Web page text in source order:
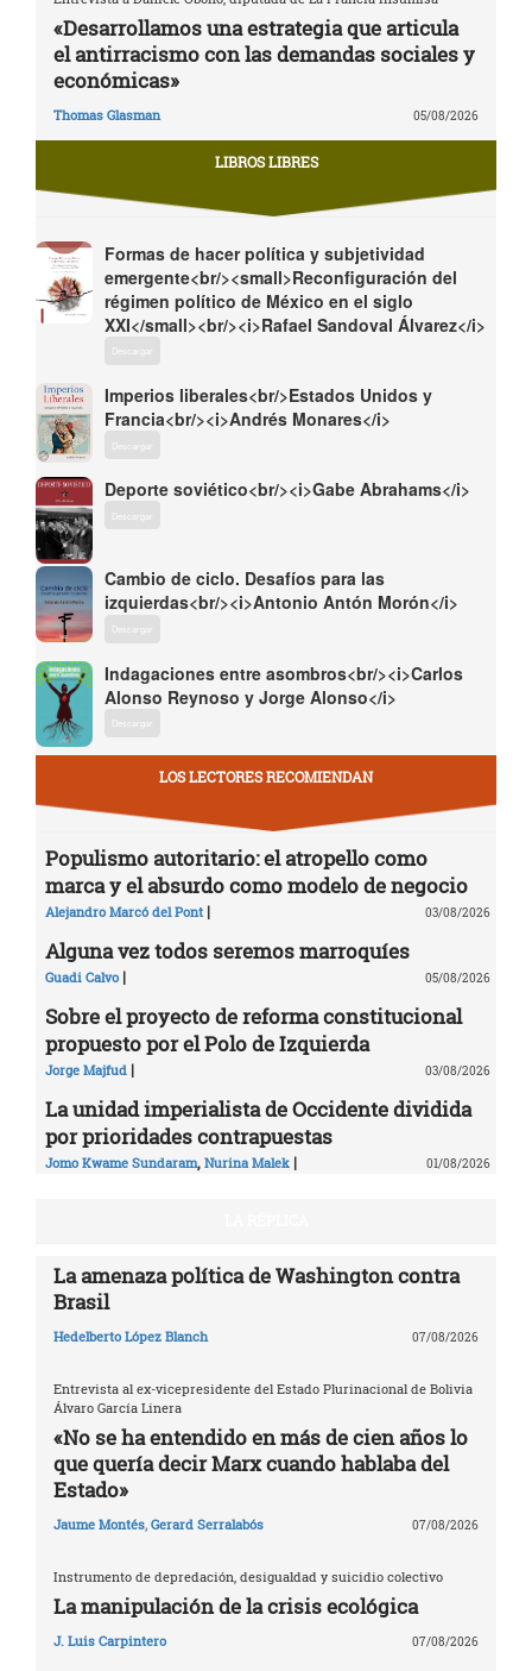
«Desarrollamos una estrategia que articula
el antirracismo con las demandas sociales y
económicas»
Thomas Glasman 05/08/2026
LIBROS LIBRES
Formas de hacer política y subjetividad
emergente<br/><small>Reconfiguración del
régimen político de México en el siglo
XXI</small><br/><i>Rafael Sandoval Álvarez</i>
Descargar
Imperios liberales<br/>Estados Unidos y
Francia<br/><i>Andrés Monares</i>
Descargar
Deporte soviético<br/><i>Gabe Abrahams</i>
Descargar
Cambio de ciclo. Desafíos para las
izquierdas<br/><i>Antonio Antón Morón</i>
Descargar
Indagaciones entre asombros<br/><i>Carlos
Alonso Reynoso y Jorge Alonso</i>
Descargar
LOS LECTORES RECOMIENDAN
Populismo autoritario: el atropello como
marca y el absurdo como modelo de negocio
Alejandro Marcó del Pont | 03/08/2026
Alguna vez todos seremos marroquíes
Guadi Calvo | 05/08/2026
Sobre el proyecto de reforma constitucional
propuesto por el Polo de Izquierda
Jorge Majfud | 03/08/2026
La unidad imperialista de Occidente dividida
por prioridades contrapuestas
Jomo Kwame Sundaram, Nurina Malek | 01/08/2026
La amenaza política de Washington contra
Brasil
Hedelberto López Blanch 07/08/2026
Entrevista al ex-vicepresidente del Estado Plurinacional de Bolivia
Álvaro García Linera
«No se ha entendido en más de cien años lo
que quería decir Marx cuando hablaba del
Estado»
Jaume Montés, Gerard Serralabós 07/08/2026
Instrumento de depredación, desigualdad y suicidio colectivo
La manipulación de la crisis ecológica
J. Luis Carpintero 07/08/2026